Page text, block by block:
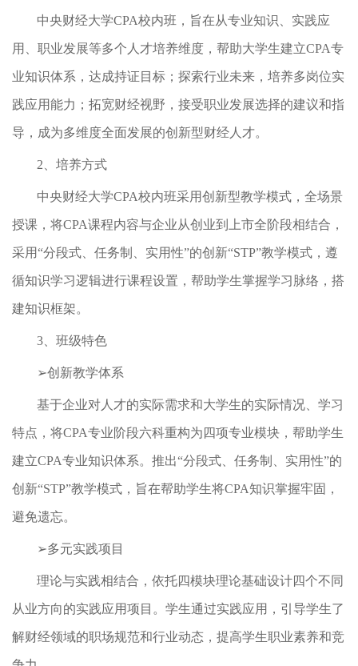
中央财经大学CPA校内班，旨在从专业知识、实践应
用、职业发展等多个人才培养维度，帮助大学生建立CPA专
业知识体系，达成持证目标；探索行业未来，培养多岗位实
践应用能力；拓宽财经视野，接受职业发展选择的建议和指
导，成为多维度全面发展的创新型财经人才。
2、培养方式
中央财经大学CPA校内班采用创新型教学模式，全场景
授课，将CPA课程内容与企业从创业到上市全阶段相结合，
采用“分段式、任务制、实用性”的创新“STP”教学模式，遵
循知识学习逻辑进行课程设置，帮助学生掌握学习脉络，搭
建知识框架。
3、班级特色
➢创新教学体系
基于企业对人才的实际需求和大学生的实际情况、学习
特点，将CPA专业阶段六科重构为四项专业模块，帮助学生
建立CPA专业知识体系。推出“分段式、任务制、实用性”的
创新“STP”教学模式，旨在帮助学生将CPA知识掌握牢固，
避免遗忘。
➢多元实践项目
理论与实践相结合，依托四模块理论基础设计四个不同
从业方向的实践应用项目。学生通过实践应用，引导学生了
解财经领域的职场规范和行业动态，提高学生职业素养和竞